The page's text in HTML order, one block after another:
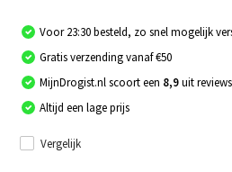
Voor 23:30 besteld, zo snel mogelijk
Gratis verzending vanaf €50
MijnDrogist.nl scoort een 8,9uit reviews
Altijd een lage prijs
Vergelijk